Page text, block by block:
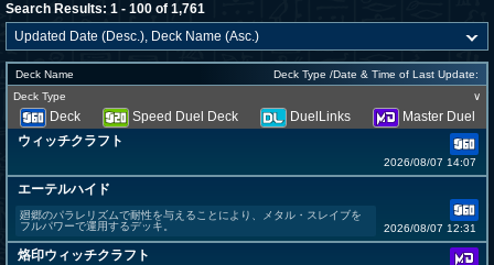
Search Results: 1 - 100 of 1,761
Deck Name
Deck Type /Date & Time of Last Update:
Deck Type
∨
Deck Speed Duel Deck DuelLinks
Master Duel
ウィッチクラフト
2026/08/07 14:07
エーテルハイド
廻郷のパラレリズムで耐性を与えることにより、メタル・スレイブを
フルパワーで運用するデッキ。
2026/08/07 12:31
烙印ウィッチクラフト